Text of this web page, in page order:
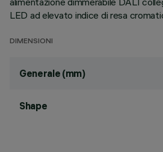
LED ad elevato indice di resa
DIMENSIONI
Generale (mm)
Shape